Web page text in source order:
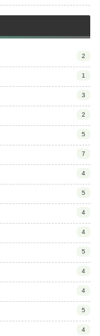
2
1
3
2
5
7
4
5
4
4
5
4
4
5
4